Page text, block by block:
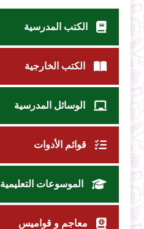
الكتب المدرسية
الكتب الخارجية
الوسائل المدرسية
قوائم الأدوات
الموسوعات التعليمية
معاجم و قواميس